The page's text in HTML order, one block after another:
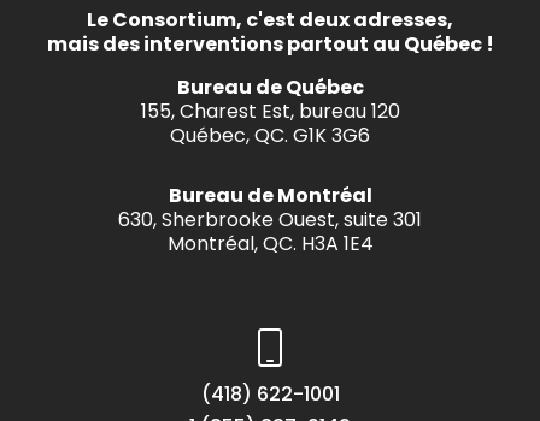
Le Consortium, c'est deux adresses,
mais des interventions partout au Québec !
Bureau de Québec
155, Charest Est, bureau 120
Québec, QC. G1K 3G6
Bureau de Montréal
630, Sherbrooke Ouest, suite 301
Montréal, QC. H3A 1E4
(418) 622-1001